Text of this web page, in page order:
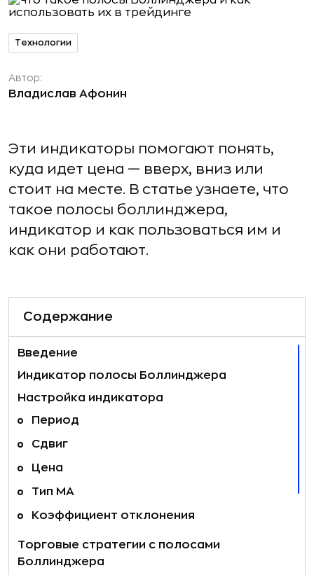
Технологии
Автор:
Владислав Афонин
Эти индикаторы помогают понять,
куда идет цена — вверх, вниз или
стоит на месте. В статье узнаете, что
такое полосы боллинджера,
индикатор и как пользоваться им и
как они работают.
Содержание
Введение
Индикатор полосы Боллинджера
Настройка индикатора
Период
Сдвиг
Цена
Тип МА
Коэффициент отклонения
Торговые стратегии с полосами
Боллинджера